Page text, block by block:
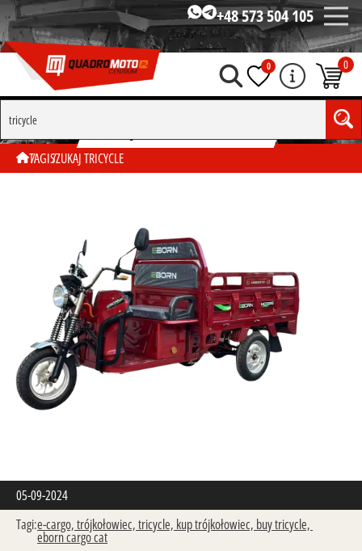
+48 573 504 105
0 0
TAGISZUKAJ TRICYCLE
05-09-2024
Tagi:e-cargo,trójkołowiec,tricycle, kup trójkołowiec, buy tricycle,
eborn cargo cat